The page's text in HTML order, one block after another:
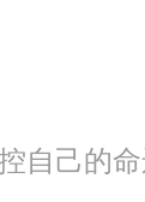
自己的